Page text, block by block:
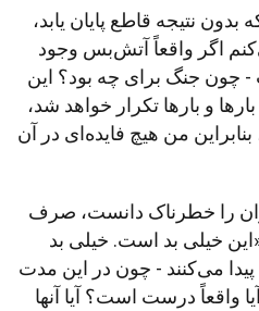
نتیجه قاطع پایان یابد،
اگر واقعاً آتش‌بس وجود
چون جنگ برای چه بود؟ این
و بارها تکرار خواهد شد،
من هیچ فایده‌ای در آن
را خطرناک دانست، صرف
خیلی بد است. خیلی بد
می‌کنند - چون در این مدت
واقعاً درست است؟ آیا آنها